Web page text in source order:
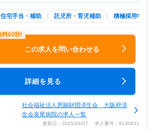
住宅手当・補助 託児所・育児補助 積極採用中
この求人を問い合わせる
詳細を見る
社会福祉法人恩賜財団済生会 大阪府済
生会泉尾病院の求人一覧
更新日：2025/04/07 求人番号：9130831